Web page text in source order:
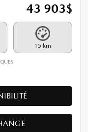
43 903$
15 km